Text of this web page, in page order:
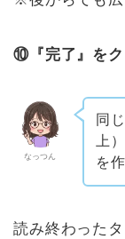
⑩『完了』をク
なっつん
同
上
を
読み終わった